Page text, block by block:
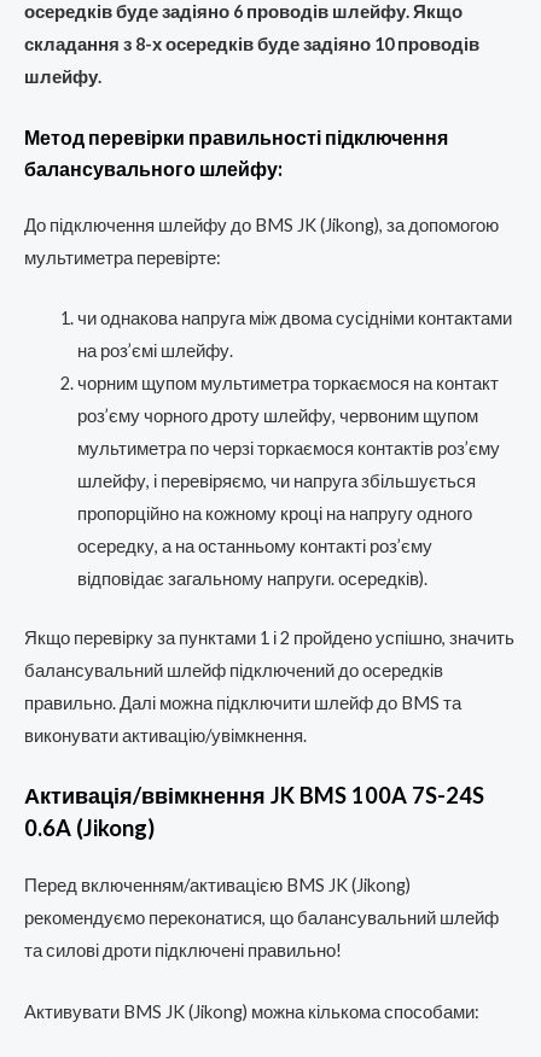
осередків буде задіяно 6 проводів шлейфу. Якщо
складання з 8-х осередків буде задіяно 10 проводів
шлейфу.
Метод перевірки правильності підключення
балансувального шлейфу:
До підключення шлейфу до BMS JK (Jikong), за допомогою
мультиметра перевірте:
чи однакова напруга між двома сусідніми контактами
на роз’ємі шлейфу.
чорним щупом мультиметра торкаємося на контакт
роз’єму чорного дроту шлейфу, червоним щупом
мультиметра по черзі торкаємося контактів роз’єму
шлейфу, і перевіряємо, чи напруга збільшується
пропорційно на кожному кроці на напругу одного
осередку, а на останньому контакті роз’єму
відповідає загальному напруги. осередків).
Якщо перевірку за пунктами 1 і 2 пройдено успішно, значить
балансувальний шлейф підключений до осередків
правильно. Далі можна підключити шлейф до BMS та
виконувати активацію/увімкнення.
Активація/ввімкнення JK BMS 100A 7S-24S
0.6A (Jikong)
Перед включенням/активацією BMS JK (Jikong)
рекомендуємо переконатися, що балансувальний шлейф
та силові дроти підключені правильно!
Активувати BMS JK (Jikong) можна кількома способами: